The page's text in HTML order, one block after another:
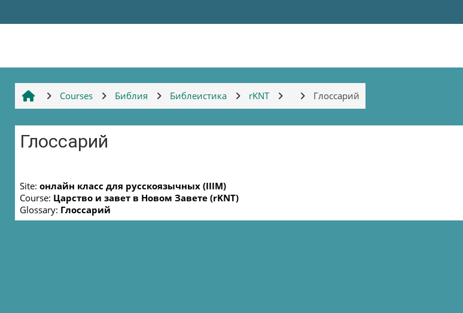
Courses Библия Библеистика rKNT Глоссарий
Глоссарий
Site:онлайн класс для русскоязычных (IIIM)
Course: Царство и завет в Новом Завете (rKNT)
Glossary: Глоссарий